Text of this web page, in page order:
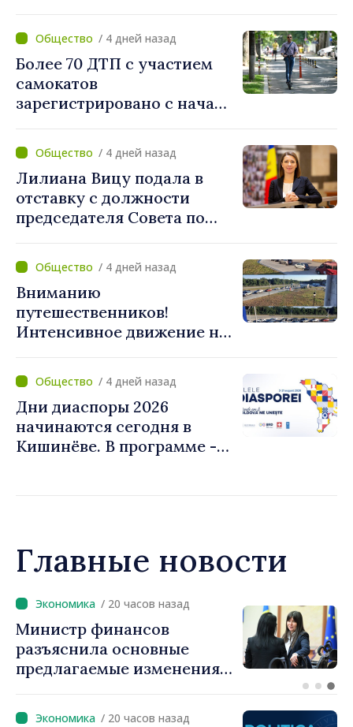
/ 4 дней назад
Более 70 ДТП с участием
самокатов
зарегистрировано с начала
водителей соблюдать
правила дорожного
движения
/ 4 дней назад
Лилиана Вицу подала в
отставку с должности
председателя Совета по
/ 4 дней назад
Вниманию
путешественников!
Интенсивное движение на
направлении выезда из
Республики Молдова
/ 4 дней назад
Дни диаспоры 2026
начинаются сегодня в
Кишинёве. В программе -
Главные новости
/ 19 часов назад
Премьер-министр Василе
Тофан провёл телефонный
разговор с болгарским
Радевым
/ 20 часов назад